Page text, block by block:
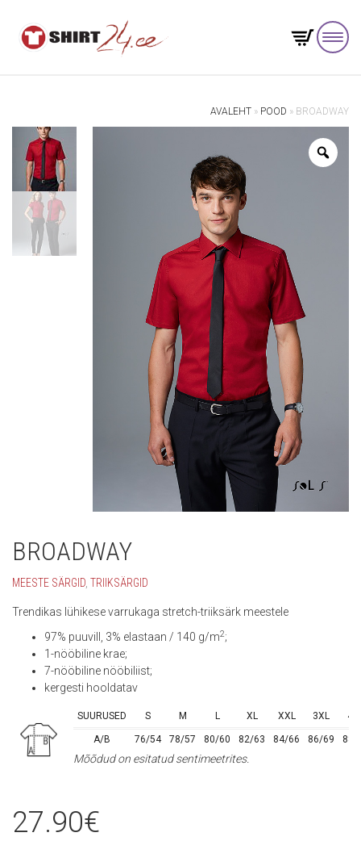
AVALEHT » POOD » BROADWAY
BROADWAY
MEESTE SÄRGID, TRIIKSÄRGID
Trendikas lühikese varrukaga stretch-triiksärk meestele
97% puuvill, 3% elastaan / 140 g/m2;
1-nööbiline krae;
7-nööbiline nööbiliist;
kergesti hooldatav
SUURUSED S M L XL XXL 3XL
A/B 76/54 78/57 80/60 82/63 84/66 86/69 88/
Mõõdud on esitatud sentimeetrites.
27.90€